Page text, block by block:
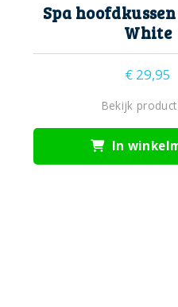
Spa
White
€ 29,95
Bekijk product
In